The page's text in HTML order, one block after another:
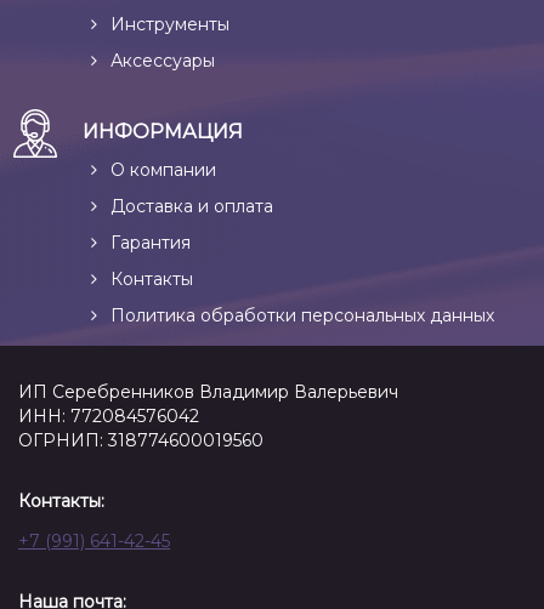
Инструменты
Аксессуары
ИНФОРМАЦИЯ
О компании
Доставка и оплата
Гарантия
Контакты
Политика обработки персональных данных
ИП Серебренников Владимир Валерьевич
ИНН: 772084576042
ОГРНИП: 318774600019560
Контакты:
+7 (991) 641-42-45
Наша почта: